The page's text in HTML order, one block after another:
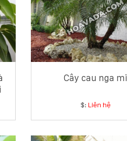
Cây cau nga mi
$: Liên hệ